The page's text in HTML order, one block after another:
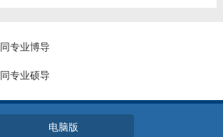
同专业博导
同专业硕导
电脑版